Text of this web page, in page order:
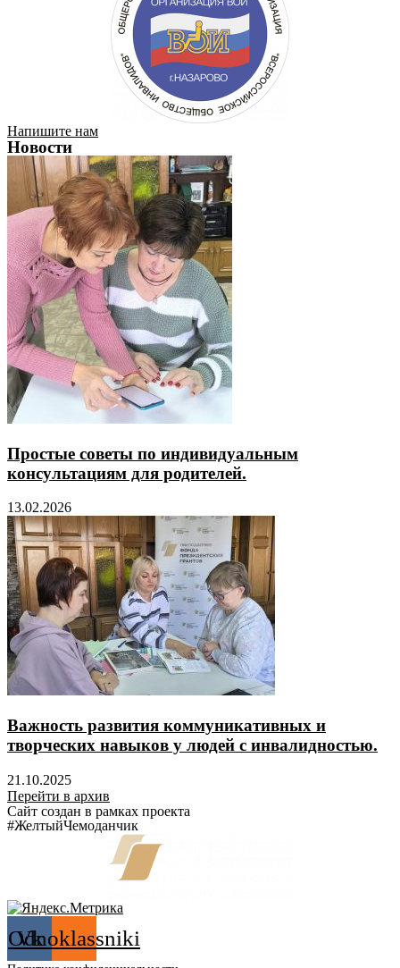
Напишите нам
Новости
Простые советы по индивидуальным
консультациям для родителей.
13.02.2026
Важность развития коммуникативных и
творческих навыков у людей с инвалидностью.
21.10.2025
Перейти в архив
Сайт создан в рамках проекта
#ЖелтыйЧемоданчик
Vk
Odnoklassniki